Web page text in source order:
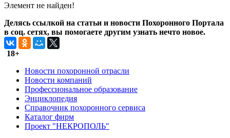
Элемент не найден!
Делясь ссылкой на статьи и новости Похоронного Портала
в соц. сетях, вы помогаете другим узнать нечто новое.
18+
Новости похоронной отрасли
Новости компаний
Профессиональное образование
Энциклопедия
Справочник похоронного сервиса
Каталог фирм
Проект "НЕКРОПОЛЬ"